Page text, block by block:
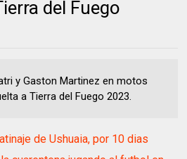
del Fuego
y Gaston Martinez en motos
a Tierra del Fuego 2023.
de Ushuaia, por 10 dias